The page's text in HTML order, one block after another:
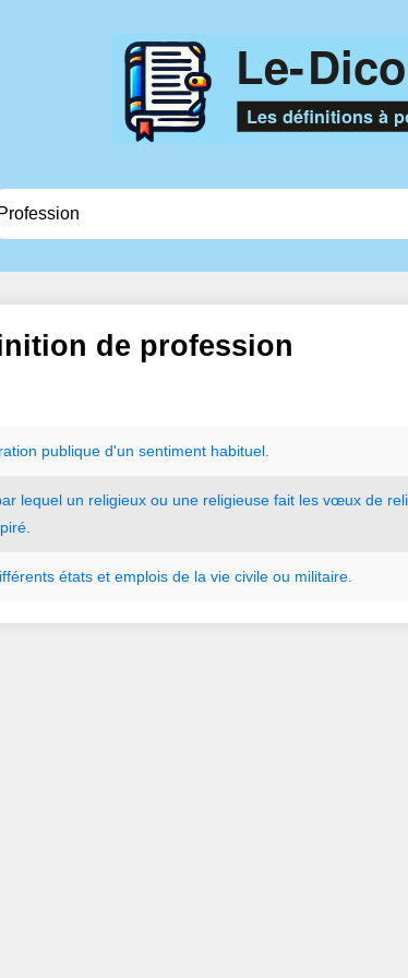
de profession
publique d'un sentiment habituel.
lequel un religieux ou une religieuse fait les vœux de
états et emplois de la vie civile ou militaire.